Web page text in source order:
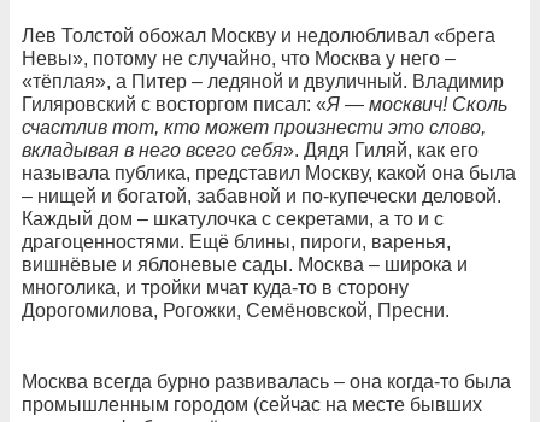
Лев Толстой обожал Москву и недолюбливал «брега
Невы», потому не случайно, что Москва у него –
«тёплая», а Питер – ледяной и двуличный. Владимир
Гиляровский с восторгом писал: «Я — москвич! Сколь
счастлив тот, кто может произнести это слово,
вкладывая в него всего себя». Дядя Гиляй, как его
называла публика, представил Москву, какой она была
– нищей и богатой, забавной и по-купечески деловой.
Каждый дом – шкатулочка с секретами, а то и с
драгоценностями. Ещё блины, пироги, варенья,
вишнёвые и яблоневые сады. Москва – широка и
многолика, и тройки мчат куда-то в сторону
Дорогомилова, Рогожки, Семёновской, Пресни.
Москва всегда бурно развивалась – она когда-то была
промышленным городом (сейчас на месте бывших